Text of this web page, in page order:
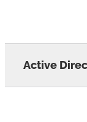
Active